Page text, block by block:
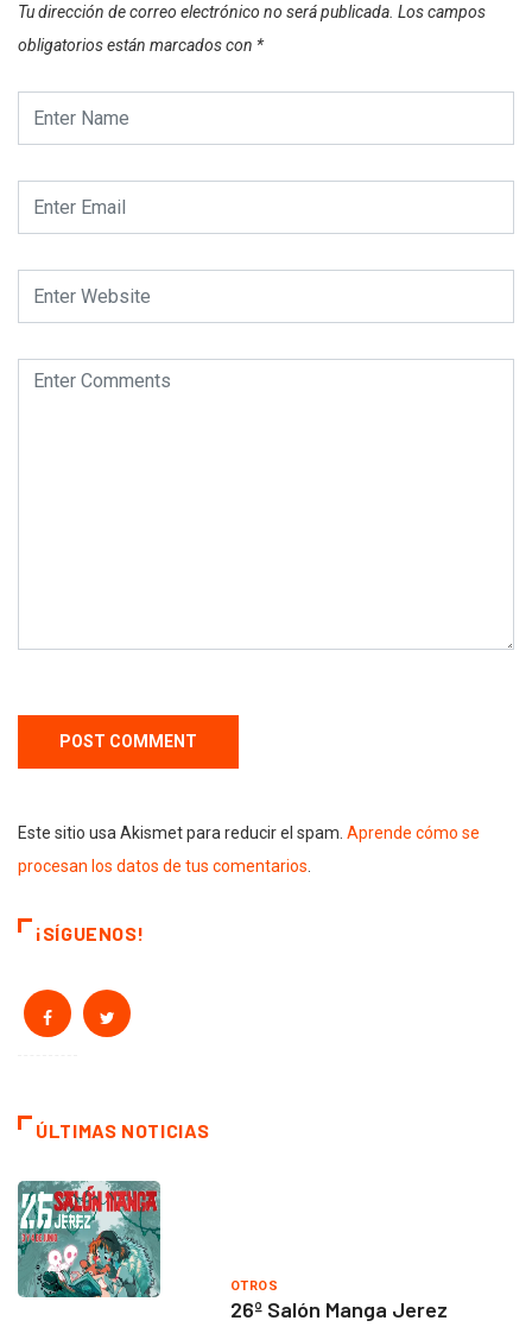
Tu dirección de correo electrónico no será publicada. Los campos
obligatorios están marcados con *
Este sitio usa Akismet para reducir el spam. Aprende cómo se
procesan los datos de tus comentarios
¡SÍGUENOS!
ÚLTIMAS NOTICIAS
OTROS
26º Salón Manga Jerez